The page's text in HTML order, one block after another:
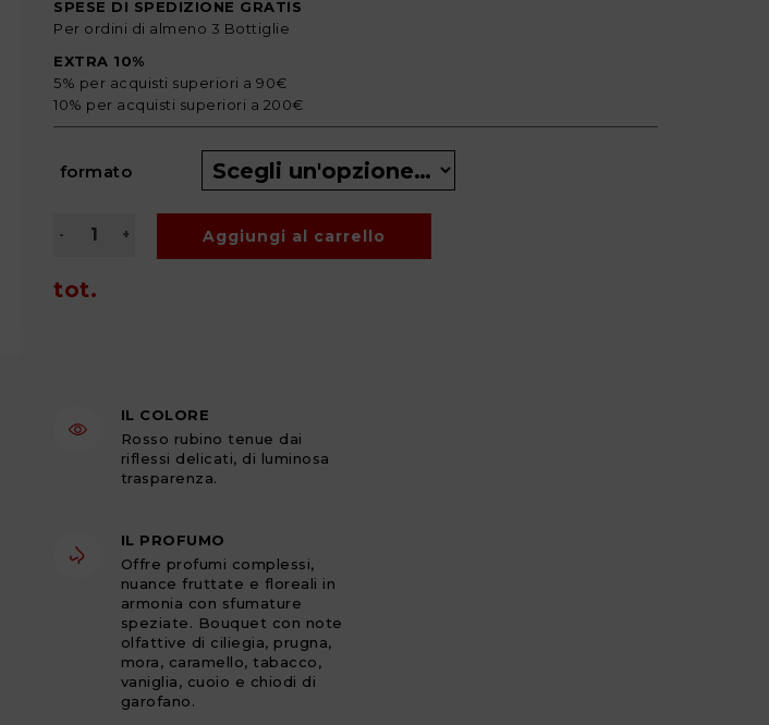
SPESE DI SPEDIZIONE GRATIS
Per ordini di almeno 3 Bottiglie
EXTRA 10%
5% per acquisti superiori a 90€
10% per acquisti superiori a 200€
formato
Aggiungi al carrello
tot.
IL COLORE
Rosso rubino tenue dai
riflessi delicati, di luminosa
trasparenza.
IL PROFUMO
Offre profumi complessi,
nuance fruttate e floreali in
armonia con sfumature
speziate. Bouquet con note
olfattive di ciliegia, prugna,
mora, caramello, tabacco,
vaniglia, cuoio e chiodi di
garofano.